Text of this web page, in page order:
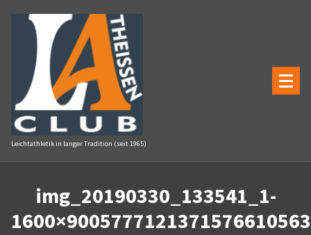
Inhalt
springen
Leichtathletik in langer Tradition (seit 1965)
img_20190330_133541_1-